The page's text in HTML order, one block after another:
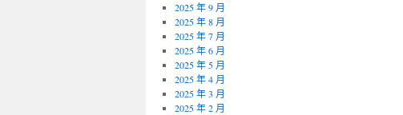
2025 年 9 月
2025 年 8 月
2025 年 7 月
2025 年 6 月
2025 年 5 月
2025 年 4 月
2025 年 3 月
2025 年 2 月